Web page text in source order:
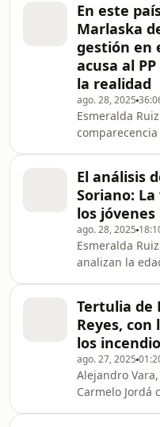
En este
Marlaska
gestión en
acusa al
la realidad
ago. 28, 2025
Esmeralda
El análisis
Soriano:
los jóvenes
ago. 28, 2025
Esmeralda
analizan la
España.
Tertulia de
Reyes, con
los
ago. 27, 2025
Alejandro
Carmelo Jordá